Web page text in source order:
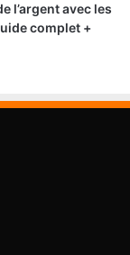
l’argent avec les
complet +